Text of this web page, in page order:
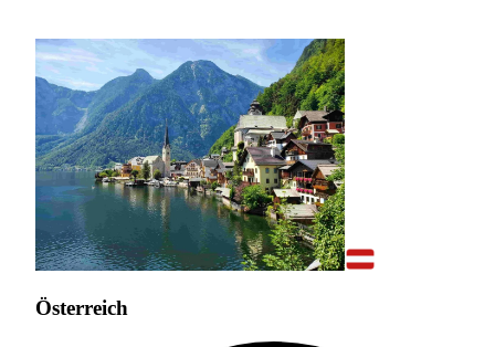
Österreich